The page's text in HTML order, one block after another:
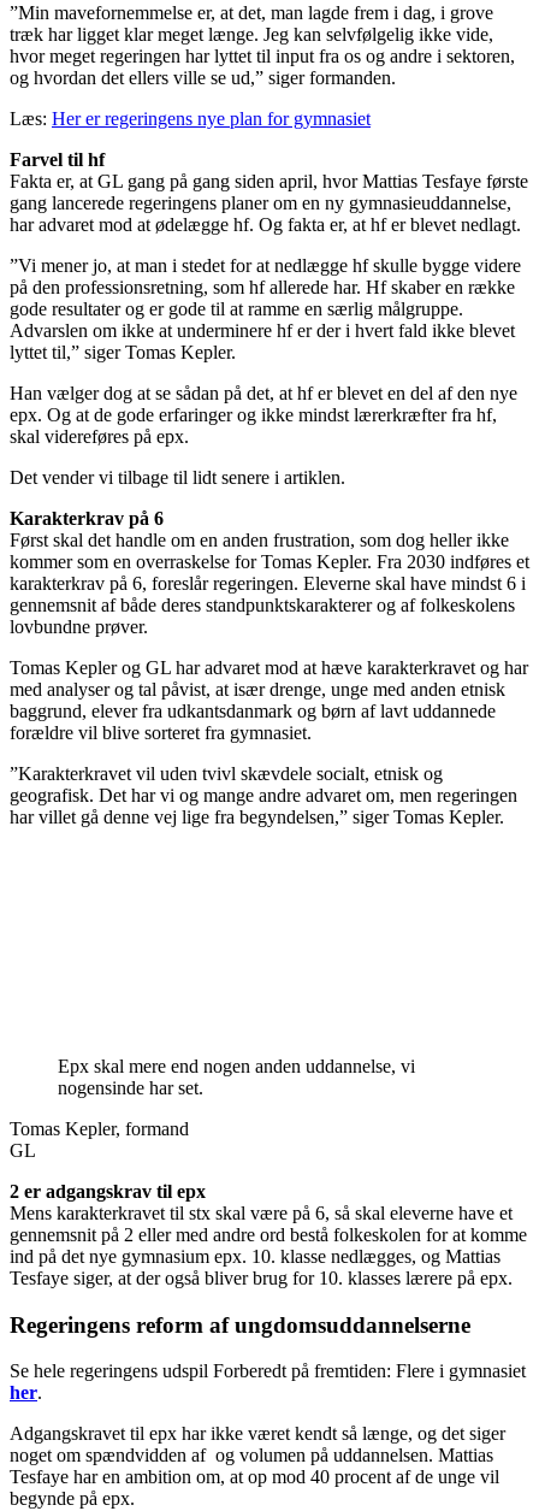
”Min mavefornemmelse er, at det, man lagde frem i dag, i grove
træk har ligget klar meget længe. Jeg kan selvfølgelig ikke vide,
hvor meget regeringen har lyttet til input fra os og andre i sektoren,
og hvordan det ellers ville se ud,” siger formanden.
Læs: Her er regeringens nye plan for gymnasiet
Farvel til hf
Fakta er, at GL gang på gang siden april, hvor Mattias Tesfaye første
gang lancerede regeringens planer om en ny gymnasieuddannelse,
har advaret mod at ødelægge hf. Og fakta er, at hf er blevet nedlagt.
”Vi mener jo, at man i stedet for at nedlægge hf skulle bygge videre
på den professionsretning, som hf allerede har. Hf skaber en række
gode resultater og er gode til at ramme en særlig målgruppe.
Advarslen om ikke at underminere hf er der i hvert fald ikke blevet
lyttet til,” siger Tomas Kepler.
Han vælger dog at se sådan på det, at hf er blevet en del af den nye
epx. Og at de gode erfaringer og ikke mindst lærerkræfter fra hf,
skal videreføres på epx.
Det vender vi tilbage til lidt senere i artiklen.
Karakterkrav på 6
Først skal det handle om en anden frustration, som dog heller ikke
kommer som en overraskelse for Tomas Kepler. Fra 2030 indføres et
karakterkrav på 6, foreslår regeringen. Eleverne skal have mindst 6 i
gennemsnit af både deres standpunktskarakterer og af folkeskolens
lovbundne prøver.
Tomas Kepler og GL har advaret mod at hæve karakterkravet og har
med analyser og tal påvist, at især drenge, unge med anden etnisk
baggrund, elever fra udkantsdanmark og børn af lavt uddannede
forældre vil blive sorteret fra gymnasiet.
”Karakterkravet vil uden tvivl skævdele socialt, etnisk og
geografisk. Det har vi og mange andre advaret om, men regeringen
har villet gå denne vej lige fra begyndelsen,” siger Tomas Kepler.
Epx skal mere end nogen anden uddannelse, vi
nogensinde har set.
Tomas Kepler, formand
GL
2 er adgangskrav til epx
Mens karakterkravet til stx skal være på 6, så skal eleverne have et
gennemsnit på 2 eller med andre ord bestå folkeskolen for at komme
ind på det nye gymnasium epx. 10. klasse nedlægges, og Mattias
Tesfaye siger, at der også bliver brug for 10. klasses lærere på epx.
Regeringens reform af ungdomsuddannelserne
Se hele regeringens udspil Forberedt på fremtiden: Flere i gymnasiet
her.
Adgangskravet til epx har ikke været kendt så længe, og det siger
noget om spændvidden af og volumen på uddannelsen. Mattias
Tesfaye har en ambition om, at op mod 40 procent af de unge vil
begynde på epx.